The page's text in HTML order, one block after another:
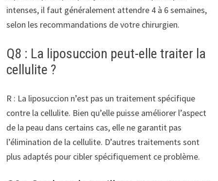
intenses, il faut généralement attendre 4 à 6 semaines,
selon les recommandations de votre chirurgien.
Q8 : La liposuccion peut-elle traiter la
cellulite ?
R : La liposuccion n’est pas un traitement spécifique
contre la cellulite. Bien qu’elle puisse améliorer l’aspect
de la peau dans certains cas, elle ne garantit pas
l’élimination de la cellulite. D’autres traitements sont
plus adaptés pour cibler spécifiquement ce problème.